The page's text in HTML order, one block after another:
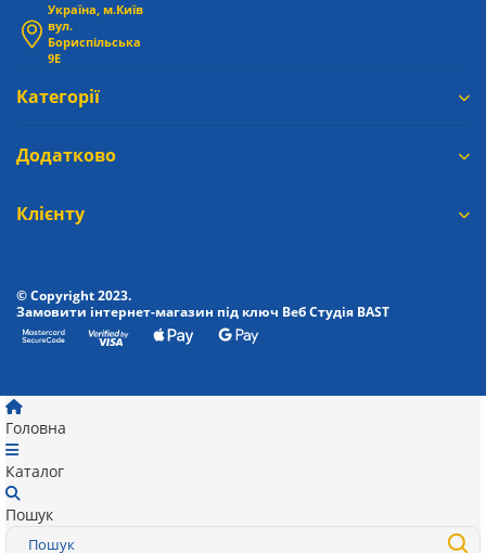
Україна, м.Київ
вул.
Бориспільська
9Е
Категорії
Додатково
Клієнту
© Copyright 2023.
Замовити інтернет-магазин під ключ Веб Студія BAST
Головна
Каталог
Пошук